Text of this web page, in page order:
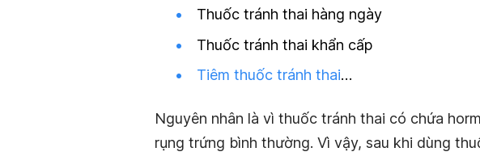
Thuốc tránh thai hàng ngày
Thuốc tránh thai khẩn cấp
Tiêm thuốc tránh thai…
Nguyên nhân là vì thuốc tránh thai có chứa
rụng trứng bình thường. Vì vậy, sau khi dùng